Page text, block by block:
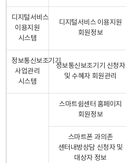
디지털서비스
이용지원
시스템
디지털서비스 이용지원
회원정보
정보통신보조기기
사업관리
시스템
정보통신보조기기 신청자
및 수혜자 회원관리
스마트쉼센터 홈페이지
회원정보
스마트폰 과의존
센터내방상담 신청자 및
대상자 정보